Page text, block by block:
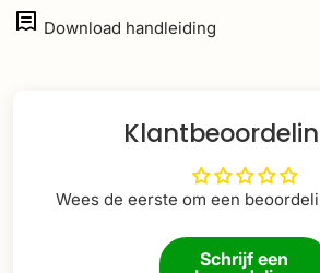
Download handleiding
Wees de eerste om een
Schrijf een